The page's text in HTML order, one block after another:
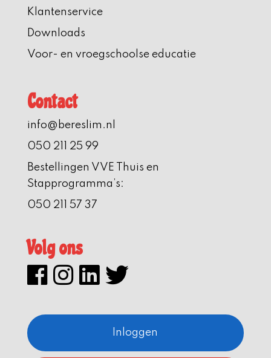
Klantenservice
Downloads
Voor- en vroegschoolse educatie
Contact
info@bereslim.nl
050 211 25 99
Bestellingen VVE Thuis en
Stapprogramma’s:
050 211 57 37
Volg ons
Inloggen